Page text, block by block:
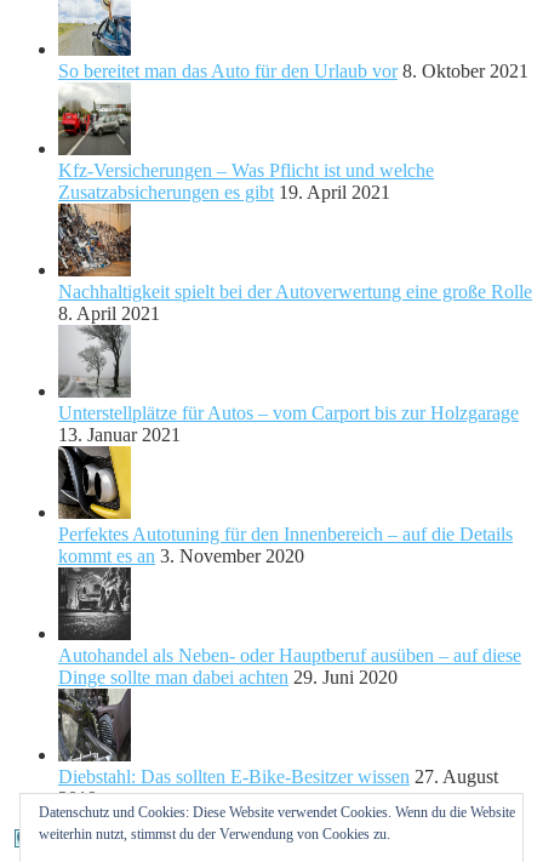
So bereitet man das Auto für den Urlaub vor 8. Oktober 2021
Kfz-Versicherungen – Was Pflicht ist und welche
Zusatzabsicherungen es gibt 19. April 2021
Nachhaltigkeit spielt bei der Autoverwertung eine große Rolle
8. April 2021
Unterstellplätze für Autos – vom Carport bis zur Holzgarage
13. Januar 2021
Perfektes Autotuning für den Innenbereich – auf die Details
kommt es an 3. November 2020
Autohandel als Neben- oder Hauptberuf ausüben – auf diese
Dinge sollte man dabei achten 29. Juni 2020
Diebstahl: Das sollten E-Bike-Besitzer wissen 27. August
2019
Datenschutz und Cookies: Diese Website verwendet Cookies. Wenn du die Website
weiterhin nutzt, stimmst du der Verwendung von Cookies zu.